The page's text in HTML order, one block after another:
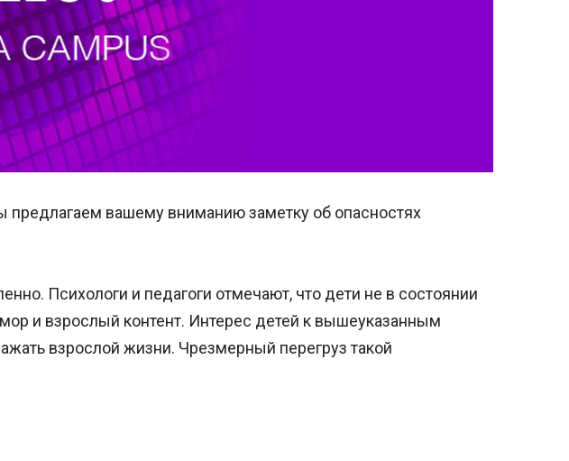
вашему вниманию заметку об опасностях
Психологи и педагоги отмечают, что дети не в состоянии
и взрослый контент. Интерес детей к вышеуказанным
взрослой жизни. Чрезмерный перегруз такой